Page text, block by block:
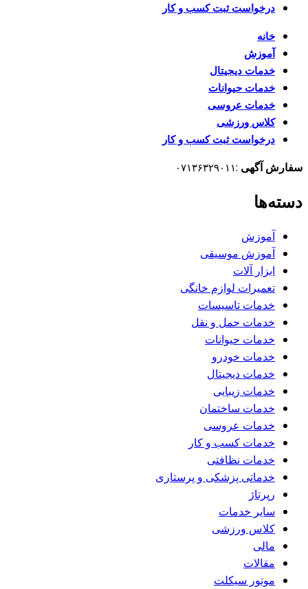
درخواست ثبت کسب و کار
خانه
آموزش
خدمات دیجیتال
خدمات حیوانات
خدمات عروسی
کلاس ورزشی
درخواست ثبت کسب و کار
سفارش آگهی :۰۷۱۳۶۳۲۹۰۱۱
دسته‌ها
آموزش
آموزش موسیقی
ابزار آلات
تعمیرات لوازم خانگی
خدمات تاسیسات
خدمات حمل و نقل
خدمات حیوانات
خدمات خودرو
خدمات دیجیتال
خدمات زیبایی
خدمات ساختمان
خدمات عروسی
خدمات کسب و کار
خدمات نظافتی
خدماتی پزشکی و پرستاری
رپرتاژ
سایر خدمات
کلاس ورزشی
مالی
مقالات
موتور سیکلت